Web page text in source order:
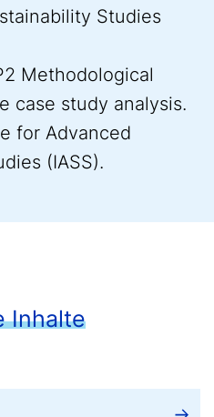
Studies
Methodological
case study analysis.
for Advanced
(IASS).
Inhalte